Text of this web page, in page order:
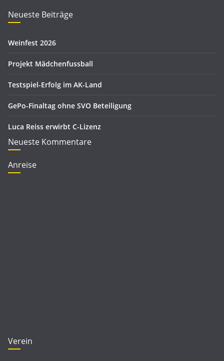
v
i
n
Neueste Beiträge
Weinfest 2026
Projekt Mädchenfussball
Testspiel-Erfolg im AK-Land
GePo-Finaltag ohne SVO Beteiligung
Luca Reiss erwirbt C-Lizenz
Neueste Kommentare
Anreise
Verein